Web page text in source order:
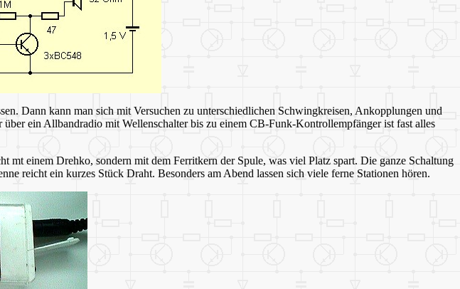
Dann kann man sich mit Versuchen zu unterschiedlichen Schwingkreisen, Ankopplungen und
ein Allbandradio mit Wellenschalter bis zu einem CB-Funk-Kontrollempfänger ist fast alles
einem Drehko, sondern mit dem Ferritkern der Spule, was viel Platz spart. Die ganze Schaltung
reicht ein kurzes Stück Draht. Besonders am Abend lassen sich viele ferne Stationen hören.